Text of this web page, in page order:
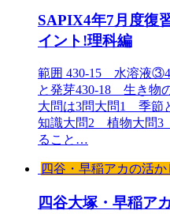
SAPIX4年7月度復
イント!理科編
範囲 430-15 水溶液
と発芽430-18 生き物
大問は3問大問1 季節
知識大問2 植物大問3
ること…
四谷・早稲アカの活か
四谷大塚・早稲ア